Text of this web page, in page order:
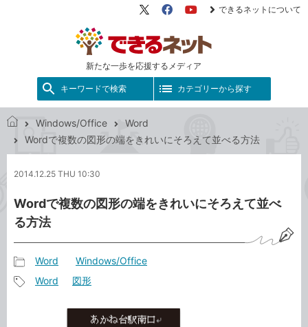
新たな一歩を応援するメディア
X（旧
FacebookYouTube
できるネットについて
キーワードで検索 カテゴリーから探す
で
ネ
ト
Windows/Office
Word
Wordで複数の図形の端をきれいにそろえて並べる方法
2014.12.25 THU 10:30
Wordで複数の図形の端をきれいにそろえて並べ
る方法
事
Word Windows/Office
Word 図形